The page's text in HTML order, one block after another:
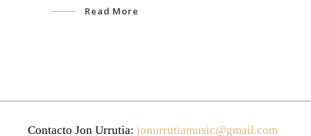
Read More
Contacto Jon Urrutia: jonurrutiamusic@gmail.com